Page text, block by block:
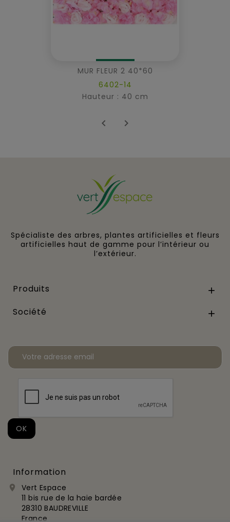
MUR FLEUR 2 40*60
6402-14
Hauteur : 40 cm
 
Spécialiste des arbres, plantes artificielles et fleurs
artificielles haut de gamme pour l’intérieur ou
l’extérieur.
Produits 
Société 
Information

Vert Espace
11 bis rue de la haie bardée
28310 BAUDREVILLE
France